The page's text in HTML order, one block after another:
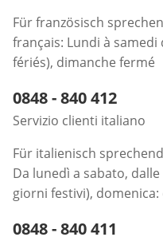
Für französisch
français: Lundi à samedi
fériés), dimanche fermé
Telefonnummer:
0848 - 840 412
Servizio clienti italiano
Für italienisch
Da lunedì a sabato,
giorni festivi), domenica:
Telefonnummer:
0848 - 840 411